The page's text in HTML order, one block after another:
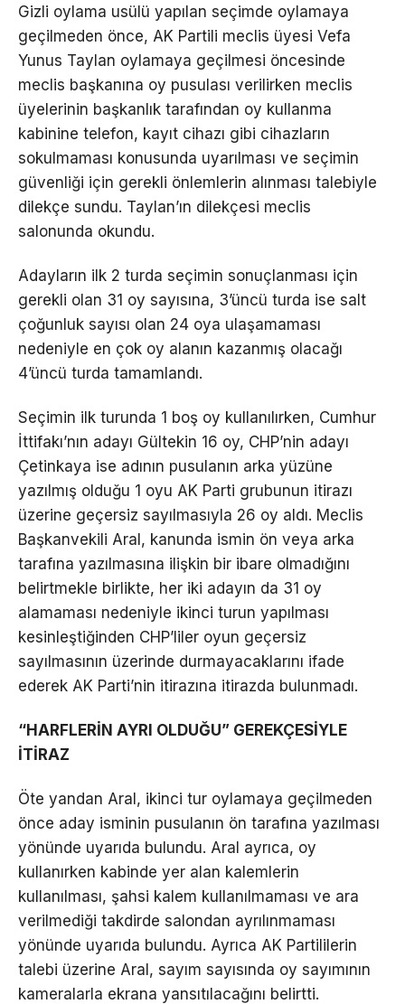
Gizli oylama usülü yapılan seçimde oylamaya
geçilmeden önce, AK Partili meclis üyesi Vefa
Yunus Taylan oylamaya geçilmesi öncesinde
meclis başkanına oy pusulası verilirken meclis
üyelerinin başkanlık tarafından oy kullanma
kabinine telefon, kayıt cihazı gibi cihazların
sokulmaması konusunda uyarılması ve seçimin
güvenliği için gerekli önlemlerin alınması talebiyle
dilekçe sundu. Taylan’ın dilekçesi meclis
salonunda okundu.
Adayların ilk 2 turda seçimin sonuçlanması için
gerekli olan 31 oy sayısına, 3’üncü turda ise salt
çoğunluk sayısı olan 24 oya ulaşamaması
nedeniyle en çok oy alanın kazanmış olacağı
4’üncü turda tamamlandı.
Seçimin ilk turunda 1 boş oy kullanılırken, Cumhur
İttifakı’nın adayı Gültekin 16 oy, CHP’nin adayı
Çetinkaya ise adının pusulanın arka yüzüne
yazılmış olduğu 1 oyu AK Parti grubunun itirazı
üzerine geçersiz sayılmasıyla 26 oy aldı. Meclis
Başkanvekili Aral, kanunda ismin ön veya arka
tarafına yazılmasına ilişkin bir ibare olmadığını
belirtmekle birlikte, her iki adayın da 31 oy
alamaması nedeniyle ikinci turun yapılması
kesinleştiğinden CHP’liler oyun geçersiz
sayılmasının üzerinde durmayacaklarını ifade
ederek AK Parti’nin itirazına itirazda bulunmadı.
“HARFLERİN AYRI OLDUĞU” GEREKÇESİYLE
İTİRAZ
Öte yandan Aral, ikinci tur oylamaya geçilmeden
önce aday isminin pusulanın ön tarafına yazılması
yönünde uyarıda bulundu. Aral ayrıca, oy
kullanırken kabinde yer alan kalemlerin
kullanılması, şahsi kalem kullanılmaması ve ara
verilmediği takdirde salondan ayrılınmaması
yönünde uyarıda bulundu. Ayrıca AK Partililerin
talebi üzerine Aral, sayım sayısında oy sayımının
kameralarla ekrana yansıtılacağını belirtti.